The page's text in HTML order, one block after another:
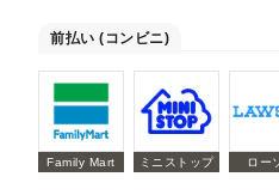
前払い (コンビニ)
Family Mart ミニストップ ロー